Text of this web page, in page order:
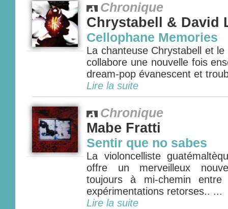
Chronique
Chrystabell & David
Cellophane Memories
La chanteuse Chrystabell et
collabore une nouvelle fois
dream-pop évanescent et
Lire la suite
Chronique
Mabe Fratti
Sentir que no sabes
La violoncelliste
offre un merveilleux
toujours à mi-chemin
expérimentations retorses.. ...
Lire la suite